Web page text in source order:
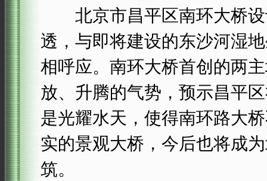
北京市昌平区南环大桥设
透，与即将建设的东沙河湿
相呼应。南环大桥首创的两
放、升腾的气势，预示昌平
是光耀水天，使得南环路大
实的景观大桥，今后也将成
筑。